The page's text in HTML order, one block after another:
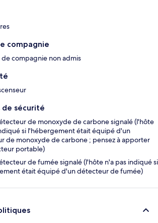
compagnie
de compagnie non admis
de sécurité
de monoxyde de carbone signalé (l'hôte
si l'hébergement était équipé d'un
de monoxyde de carbone ; pensez à apporter
portable)
de fumée signalé (l'hôte n'a pas indiqué si
était équipé d'un détecteur de fumée)